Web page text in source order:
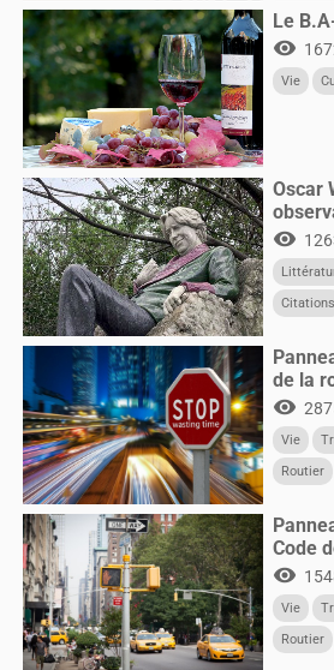
Le
visibility
Vie
Oscar
visibility
Citations
de la
visibility
Vie
Routier
CultureG
Code
visibility
Vie
Routier